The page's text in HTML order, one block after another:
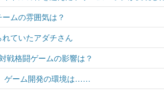
ムの雰囲気は？
ていたアダチさん
戦格闘ゲームの影響は？
ゲーム開発の環境は……